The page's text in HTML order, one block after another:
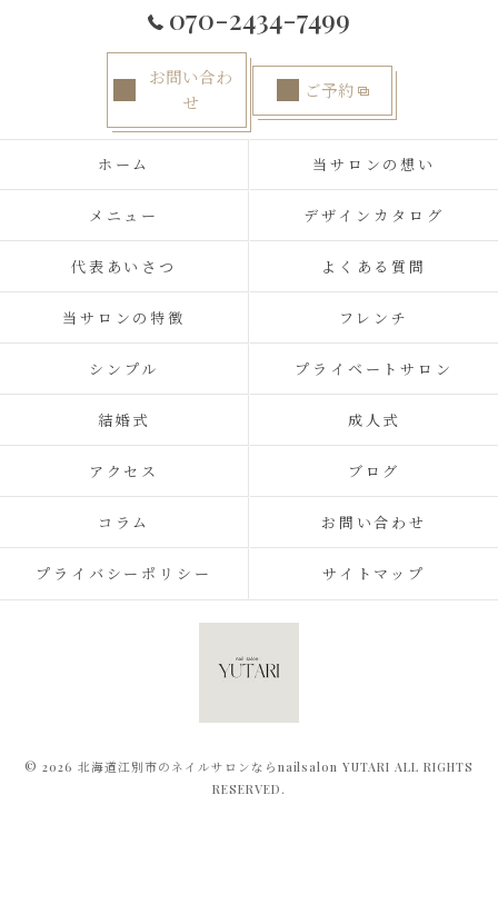
070-2434-7499
お問い合わ
せ
ご予約
ホーム 当サロンの想い
メニュー デザインカタログ
代表あいさつ よくある質問
当サロンの特徴 フレンチ
シンプル プライベートサロン
結婚式 成人式
アクセス ブログ
コラム お問い合わせ
プライバシーポリシー サイトマップ
© 2026 北海道江別市のネイルサロンならnailsalon YUTARI ALL RIGHTS
RESERVED.